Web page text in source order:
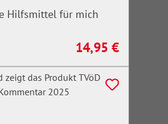
Hilfsmittel für mich
Regulärer Preis:
14,95 €